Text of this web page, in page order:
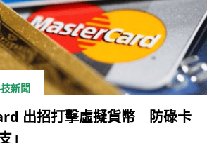
新聞
出招打擊虛擬貨幣 防碌卡
」